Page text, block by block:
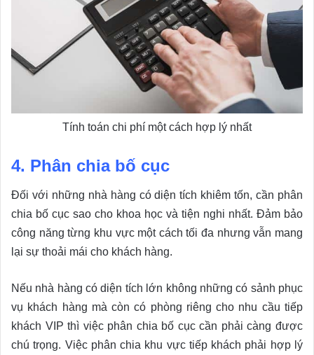
Tính toán chi phí một cách hợp lý nhất
4. Phân chia bố cục
Đối với những nhà hàng có diện tích khiêm tốn, cần phân
chia bố cục sao cho khoa học và tiện nghi nhất. Đảm bảo
công năng từng khu vực một cách tối đa nhưng vẫn mang
lại sự thoải mái cho khách hàng.
Nếu nhà hàng có diện tích lớn không những có sảnh phục
vụ khách hàng mà còn có phòng riêng cho nhu cầu tiếp
khách VIP thì việc phân chia bố cục cần phải càng được
chú trọng. Việc phân chia khu vực tiếp khách phải hợp lý